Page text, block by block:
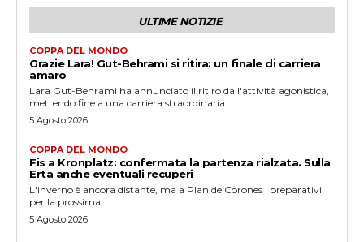
ULTIME NOTIZIE
COPPA DEL MONDO
Grazie Lara! Gut-Behrami si ritira: un finale di carriera
amaro
Lara Gut-Behrami ha annunciato il ritiro dall'attività agonistica,
mettendo fine a una carriera straordinaria...
5 Agosto 2026
COPPA DEL MONDO
Fis a Kronplatz: confermata la partenza rialzata. Sulla
Erta anche eventuali recuperi
L'inverno è ancora distante, ma a Plan de Corones i preparativi
per la prossima...
5 Agosto 2026